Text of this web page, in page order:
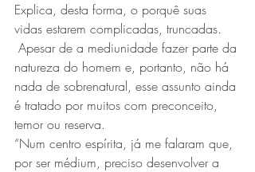
Explica, desta forma, o porquê suas
vidas estarem complicadas, truncadas.
natureza do homem e, portanto, não há
nada de sobrenatural, esse assunto ainda
é tratado por muitos com preconceito,
temor ou reserva.
“Num centro espírita, já me falaram que,
por ser médium, preciso desenvolver a